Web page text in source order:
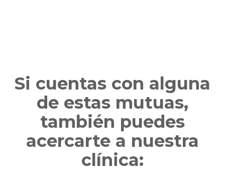
Si cuentas con alguna
de estas mutuas,
también puedes
acercarte a nuestra
clínica: